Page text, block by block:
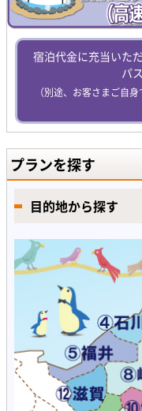
宿泊代金に充当いた
パ
（別途、お客さまご自
プランを探す
目的地から探す